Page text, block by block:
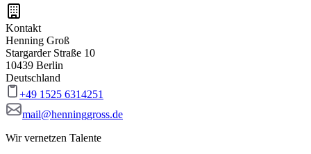
Kontakt
Henning Groß
Stargarder Straße 10
10439 Berlin
Deutschland
+49 1525 6314251
mail@henninggross.de
Wir vernetzen Talente